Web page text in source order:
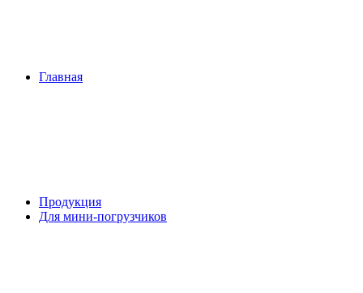
Главная
Продукция
Для мини-погрузчиков